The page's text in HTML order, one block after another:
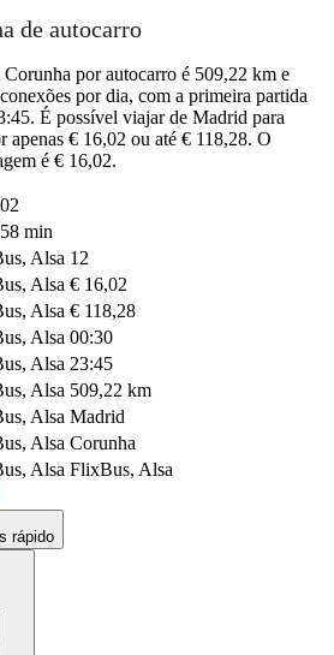
de autocarro
por autocarro é 509,22 km e
por dia, com a primeira partida
É possível viajar de Madrid para
apenas € 16,02 ou até € 118,28. O
é € 16,02.
min
Alsa 12
Alsa € 16,02
Alsa € 118,28
Alsa 00:30
Alsa 23:45
Alsa 509,22 km
Alsa Madrid
Alsa Corunha
Alsa FlixBus, Alsa
©CARTO, © OpenStreetMap
rápido